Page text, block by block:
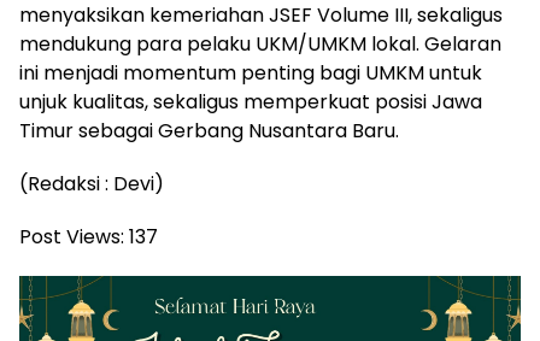
menyaksikan kemeriahan JSEF Volume III, sekaligus
mendukung para pelaku UKM/UMKM lokal. Gelaran
ini menjadi momentum penting bagi UMKM untuk
unjuk kualitas, sekaligus memperkuat posisi Jawa
Timur sebagai Gerbang Nusantara Baru.
(Redaksi : Devi)
Post Views: 137